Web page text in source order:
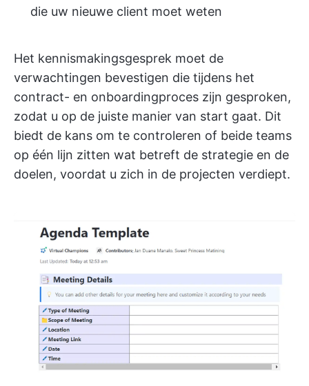
die uw nieuwe client moet weten
Het kennismakingsgesprek moet de
verwachtingen bevestigen die tijdens het
contract- en onboardingproces zijn gesproken,
zodat u op de juiste manier van start gaat. Dit
biedt de kans om te controleren of beide teams
op één lijn zitten wat betreft de strategie en de
doelen, voordat u zich in de projecten verdiept.